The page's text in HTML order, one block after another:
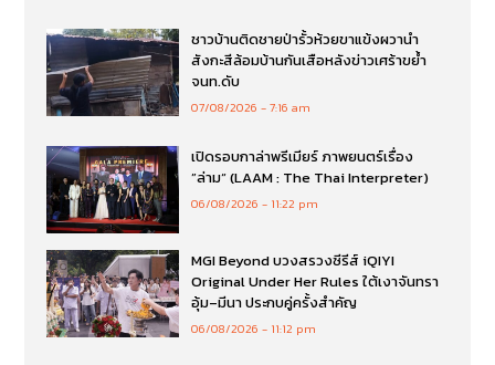
ชาวบ้านติดชายป่ารั้วห้วยขาแข้งผวานำ
สังกะสีล้อมบ้านกันเสือหลังข่าวเศร้าขย้ำ
จนท.ดับ
07/08/2026 7:16 am
เปิดรอบกาล่าพรีเมียร์ ภาพยนตร์เรื่อง
”ล่าม“ (LAAM : The Thai Interpreter)
06/08/2026 11:22 pm
MGI Beyond บวงสรวงซีรีส์ iQIYI
Original Under Her Rules ใต้เงาจันทรา
อุ้ม–มีนา ประกบคู่ครั้งสำคัญ
06/08/2026 11:12 pm